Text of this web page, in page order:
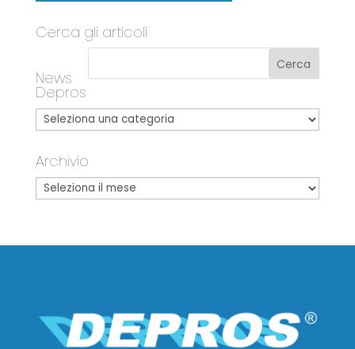
Cerca gli articoli
News
Depros
Archivio